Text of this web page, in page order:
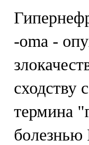
-оmа -
сходству
термина
болезнью